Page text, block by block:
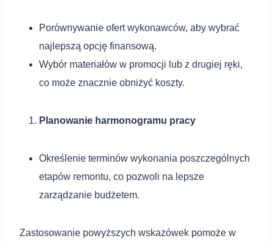
Porównywanie ofert wykonawców, aby wybrać
najlepszą opcję finansową.
Wybór materiałów w promocji lub z drugiej ręki,
co może znacznie obniżyć koszty.
Planowanie harmonogramu pracy
Określenie terminów wykonania poszczególnych
etapów remontu, co pozwoli na lepsze
zarządzanie budżetem.
Zastosowanie powyższych wskazówek pomoże w